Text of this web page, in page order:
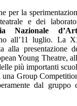
per la
e dei
Nazionale
all’11 luglio. La
alla presentazione
Young Theatre,
più importanti
una Group
dal gruppo